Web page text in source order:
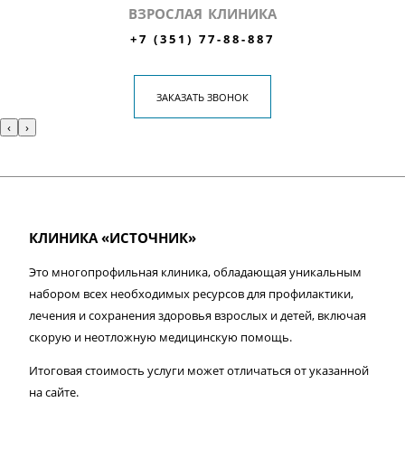
ВЗРОСЛАЯ КЛИНИКА
+7 (351) 77-88-887
ЗАКАЗАТЬ ЗВОНОК
‹ ›
КЛИНИКА «ИСТОЧНИК»
Это многопрофильная клиника, обладающая уникальным
набором всех необходимых ресурсов для профилактики,
лечения и сохранения здоровья взрослых и детей, включая
скорую и неотложную медицинскую помощь.
Итоговая стоимость услуги может отличаться от указанной
на сайте.